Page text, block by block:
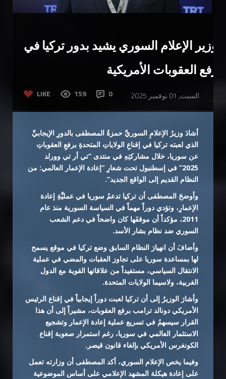
وزير الإعلام السوري يشيد بدور تركيا في
رفع العقوبات الأمريكية
LIKE 159 0 السبت, 01 نوفمبر 2025
أشادَ وزيرُ الإعلامِ السوريِّ حمزةُ المصطفى بالدورِ الإيجابيِّ
الذي لعبته تركيا في إقناعِ الولاياتِ المتحدةِ برفعِ العقوباتِ
عن سوريا، خلال مشاركتِهِ في منتدى “تي أر تي وورلد
2025” في إسطنبول تحت شعارِ “إعادة الإعمار العالمي: من
النظام القديم إلى الواقع الجديد”.
وأوضحَ المصطفى أن تركيا تدعمُ سوريا في عمليَّةِ إعادة
الإعمارِ، وتؤدي دوراً مهماً في السياسة السورية منذ عام
2011، مؤكداً أن موقفَها كان واضحاً في دعم الشعب
السوري ضد نظام بشار الأسد.
وأضافَ أن انهيارَ النظام السابق وضع تركيا في موقع يسمح
لها بمساعدة سوريا على تجاوز العقبات والمضي في عملية
الانتقال السياسي، مستفيداً من علاقاتها القوية مع الدول
الغربية، ولاسيما الولايات المتحدة.
وأشارَ الوزيرُ إلى أن تركيا لعبت دوراً إيجابياً في إقناع الرئيس
الأمريكي دونالد ترامب برفع العقوبات، مشيراً إلى أن هذا
القرار سيسهمُ في تسريع عملية إعادة الإعمار وتشجيع
الاستثمار العالمي في سوريا، رغم استمرار صعوبة إقناع
الكونغرس الأمريكي بإلغاء قانون قيصر.
وفيما يخص الإعلام السوري، أكد المصطفى أن وزارته تعمل
على إعادة هيكلة المشهد الإعلامي على أساس الموضوعية